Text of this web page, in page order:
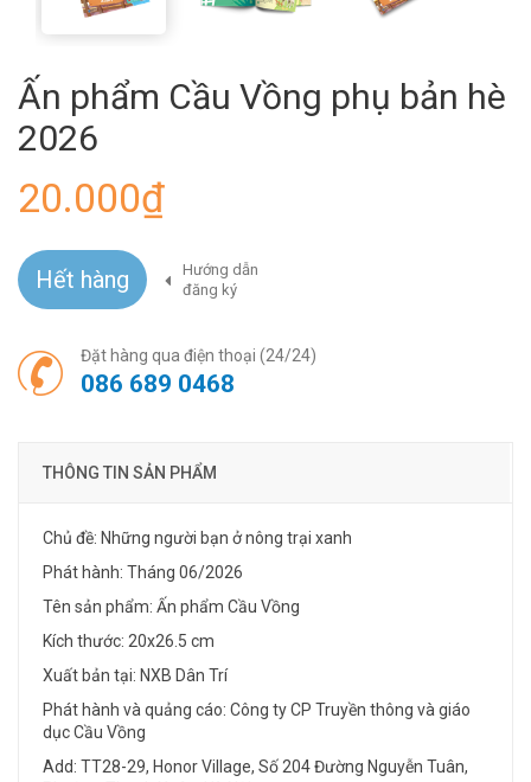
Ấn phẩm Cầu Vồng phụ bản hè
2026
20.000₫
Hết hàng
Hướng dẫn
đăng ký
Đặt hàng qua điện thoại (24/24)
086 689 0468
THÔNG TIN SẢN PHẨM
Chủ đề: Những người bạn ở nông trại xanh
Phát hành: Tháng 06/2026
Tên sản phẩm: Ấn phẩm Cầu Vồng
Kích thước: 20x26.5 cm
Xuất bản tại: NXB Dân Trí
Phát hành và quảng cáo: Công ty CP Truyền thông và giáo
dục Cầu Vồng
Add: TT28-29, Honor Village, Số 204 Đường Nguyễn Tuân,